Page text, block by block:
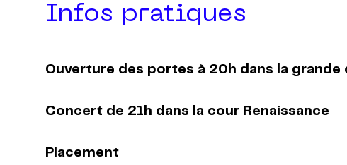
Infos pratiques
Ouverture des portes à 20h dans la grande
Concert de 21h dans la cour Renaissance
Placement